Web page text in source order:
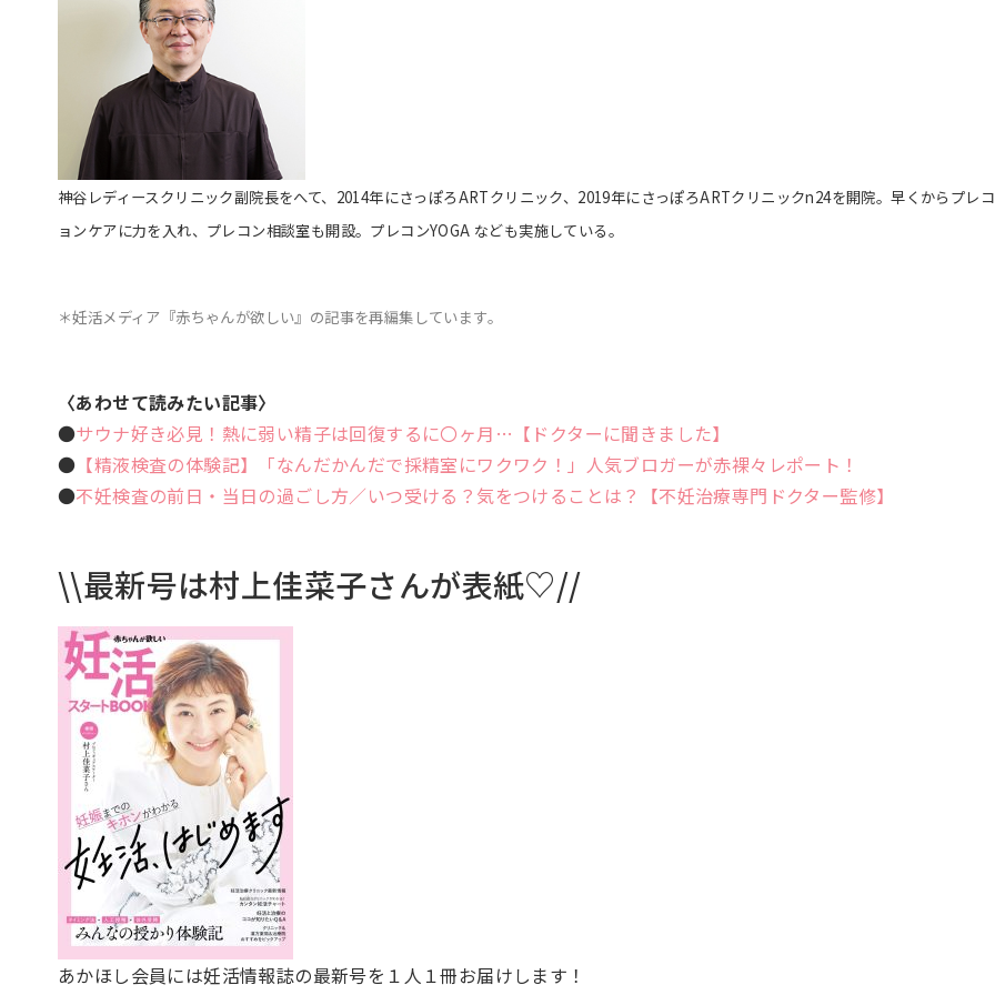
神谷レディースクリニック副院長をへて、2014年にさっぽろARTクリニック、2019年にさっぽろARTクリニックn24を開院。早くからプレ
ョンケアに力を入れ、プレコン相談室も開設。プレコンYOGA なども実施している。
＊妊活メディア『赤ちゃんが欲しい』の記事を再編集しています。
〈あわせて読みたい記事〉
●サウナ好き必見！熱に弱い精子は回復するに〇ヶ月…【ドクターに聞きました】
● 【精液検査の体験記】「なんだかんだで採精室にワクワク！」人気ブロガーが赤裸々レポート！
●不妊検査の前日・当日の過ごし方／いつ受ける？気をつけることは？【不妊治療専門ドクター監修】
\\最新号は村上佳菜子さんが表紙♡//
あかほし会員には妊活情報誌の最新号を１人１冊お届けします！